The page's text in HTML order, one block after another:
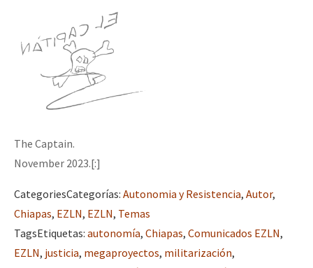
The Captain.
November 2023.[:]
CategoriesCategorías: Autonomia y Resistencia, Autor,
Chiapas, EZLN, EZLN, Temas
TagsEtiquetas: autonomía, Chiapas, Comunicados EZLN,
EZLN, justicia, megaproyectos, militarización,